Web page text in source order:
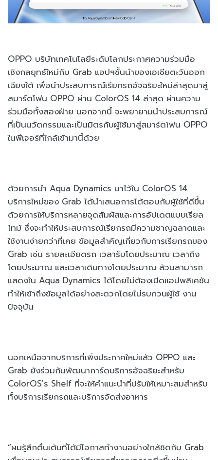
OPPO บริษัทเทคโนโลยีระดับโลกประกาศความร่วมมือ
เชิงกลยุทธ์ใหม่กับ Grab แอปฯชั้นนำของเอเชียตะวันออก
เฉียงใต้ เพื่อนำประสบการณ์เรียกรถอัจฉริยะใหม่ล่าสุดมาสู่
สมาร์ตโฟน OPPO ผ่าน ColorOS 14 ล่าสุด ผ่านความ
ร่วมมือทั้งสองฝ่าย นอกจากนี้ จะพยายามนำประสบการณ์
ที่เป็นนวัตกรรมและเป็นมิตรกับผู้ใช้มาสู่สมาร์ตโฟน OPPO
ในฟีเจอร์ที่ใกล้เข้ามานี้ด้วย
ด้วยการนำ Aqua Dynamics มาไว้ใน ColorOS 14
บริการใหม่ของ Grab ได้นำเสนอการโต้ตอบกับผู้ใช้ที่ดีขึ้น
ด้วยการให้บริการหลายจุดสัมผัสและการอัปเดตแบบเรียล
ไทม์ ซึ่งจะทำให้ประสบการณ์เรียกรถมีความชาญฉลาดและ
ใช้งานง่ายกว่าที่เคย ข้อมูลสำคัญเกี่ยวกับการเรียกรถของ
Grab เช่น รายละเอียดรถ เวลารับโดยประมาณ เวลาถึง
โดยประมาณ และเวลาเดินทางโดยประมาณ ล้วนสามารถ
แสดงใน Aqua Dynamics ได้โดยไม่ต้องเปิดแอปพลิเคชัน
ทำให้เข้าถึงข้อมูลได้อย่างสะดวกโดยไม่รบกวนผู้ใช้ งาน
ปัจจุบัน
นอกเหนือจากบริการที่เพิ่งประกาศใหม่แล้ว OPPO และ
Grab ยังร่วมกันพัฒนาการ์ดบริการอัจฉริยะสำหรับ
ColorOS's Shelf ที่จะให้คำแนะนำที่ปรับให้เหมาะสมสำหรับ
ทั้งบริการเรียกรถและบริการจัดส่งอาหาร
“ผมรู้สึกตื่นเต้นที่ได้มีโอกาสทำงานอย่างใกล้ชิดกับ Grab